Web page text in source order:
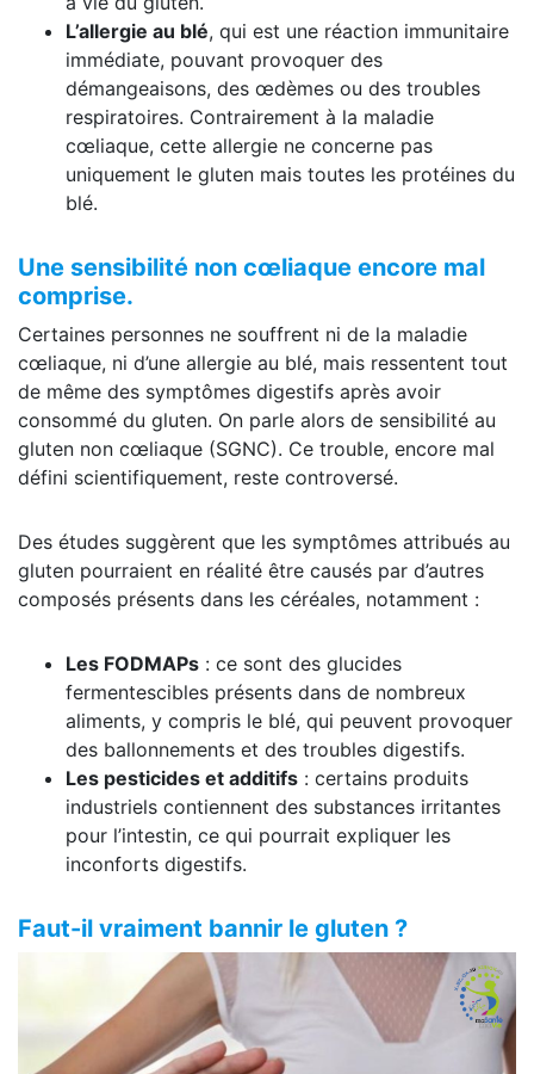
L’allergie au blé, qui est une réaction immunitaire
immédiate, pouvant provoquer des
démangeaisons, des œdèmes ou des troubles
respiratoires. Contrairement à la maladie
cœliaque, cette allergie ne concerne pas
uniquement le gluten mais toutes les protéines du
blé.
Une sensibilité non cœliaque encore mal
comprise.
Certaines personnes ne souffrent ni de la maladie
cœliaque, ni d’une allergie au blé, mais ressentent tout
de même des symptômes digestifs après avoir
consommé du gluten. On parle alors de sensibilité au
gluten non cœliaque (SGNC). Ce trouble, encore mal
défini scientifiquement, reste controversé.
Des études suggèrent que les symptômes attribués au
gluten pourraient en réalité être causés par d’autres
composés présents dans les céréales, notamment :
Les FODMAPs : ce sont des glucides
fermentescibles présents dans de nombreux
aliments, y compris le blé, qui peuvent provoquer
des ballonnements et des troubles digestifs.
Les pesticides et additifs : certains produits
industriels contiennent des substances irritantes
pour l’intestin, ce qui pourrait expliquer les
inconforts digestifs.
Faut-il vraiment bannir le gluten ?